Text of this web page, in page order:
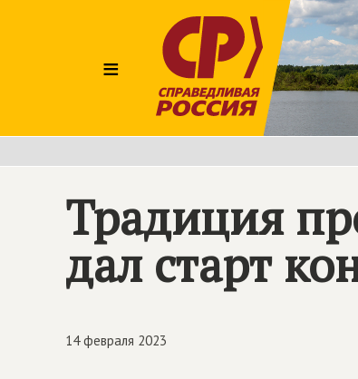
≡
Традиция
дал старт
14 февраля 2023